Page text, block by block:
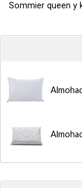
Sommier queen y